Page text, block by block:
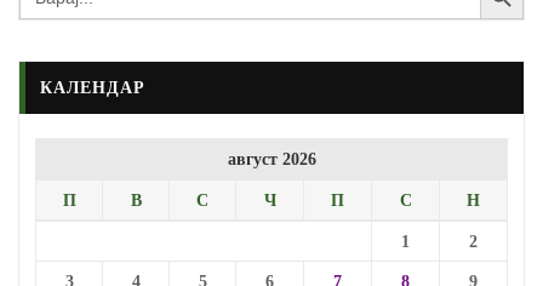
КАЛЕНДАР
август 2026
П В С Ч П С Н
1 2
3 4 5 6 7 8 9